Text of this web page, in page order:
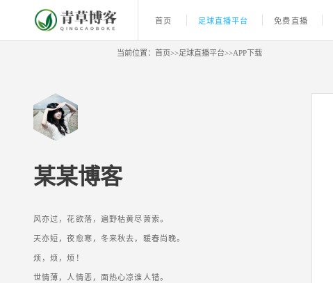
首页 足球直播平台 免费直播
当前位置： 首页>>足球直播平台>>APP下载
某某博客
风亦过，花欲落，遍野枯黄尽萧索。
天亦短，夜愈寒，冬来秋去，暖春尚晚。
烦，烦，烦！
世情薄，人情恶，面热心凉谁人错。